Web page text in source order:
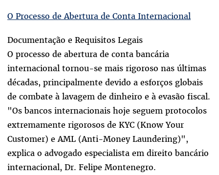
O Processo de Abertura de Conta Internacional
Documentação e Requisitos Legais
O processo de abertura de conta bancária
internacional tornou-se mais rigoroso nas últimas
décadas, principalmente devido a esforços globais
de combate à lavagem de dinheiro e à evasão fiscal.
"Os bancos internacionais hoje seguem protocolos
extremamente rigorosos de KYC (Know Your
Customer) e AML (Anti-Money Laundering)",
explica o advogado especialista em direito bancário
internacional, Dr. Felipe Montenegro.